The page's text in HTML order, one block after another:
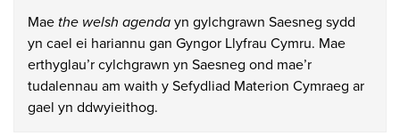
Mae the welsh agenda yn gylchgrawn Saesneg sydd
yn cael ei hariannu gan Gyngor Llyfrau Cymru. Mae
erthyglau’r cylchgrawn yn Saesneg ond mae’r
tudalennau am waith y Sefydliad Materion Cymraeg ar
gael yn ddwyieithog.